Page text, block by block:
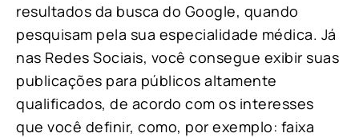
resultados da busca do Google, quando
pesquisam pela sua especialidade médica. Já
nas Redes Sociais, você consegue exibir suas
publicações para públicos altamente
qualificados, de acordo com os interesses
que você definir, como, por exemplo: faixa